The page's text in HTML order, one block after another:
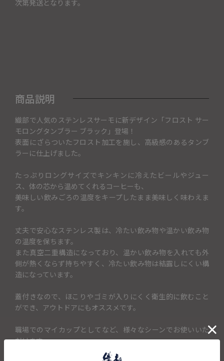
次第発送となります。
商品説明
織部で人気のステンレスサーモに新デザイン「フロスト サー
モロングタンブラー ブラック」登場！
表面にざらついたフロスト加工を施し、高級感のあるタンブ
ラーに仕上げました。
たっぷりロングサイズでキンキンに冷えたビールやジュー
ス、体の芯から温めてくれるコーヒーも、
美味しい飲みごろの温度をキープしたまま美味しく味わえま
す。
丈夫で安心なステンレス製は、冷たい飲み物や温かい飲み物
の温度を保ちます。
また真空二重構造になっており、温かい飲み物を入れても外
側が熱くならず持ちやすく、冷たい飲み物は結露しにくい構
造になっています。
蓋付きなので、ほこりやゴミが入りにくく衛生的に飲むこと
ができ、アウトドアにもオススメです。
職場でのマイカップとしてなど、様々なシーンでお使いいた
だけます。